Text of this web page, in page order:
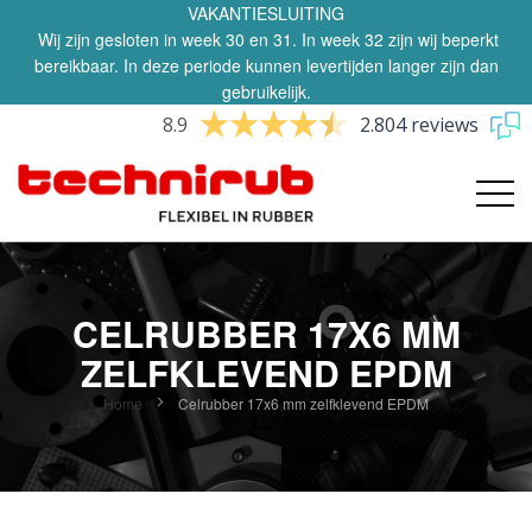
VAKANTIESLUITING
Wij zijn gesloten in week 30 en 31. In week 32 zijn wij beperkt
bereikbaar. In deze periode kunnen levertijden langer zijn dan
gebruikelijk.
8.9 2.804 reviews
CELRUBBER 17X6 MM
ZELFKLEVEND EPDM
Home Celrubber 17x6 mm zelfklevend EPDM